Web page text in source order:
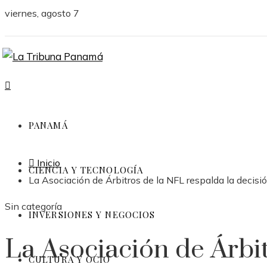
viernes, agosto 7
PANAMÁ
CIENCIA Y TECNOLOGÍA
INVERSIONES Y NEGOCIOS
CULTURA Y OCIO
Inicio
La Asociación de Árbitros de la NFL respalda la
Sin categoría
La Asociación de